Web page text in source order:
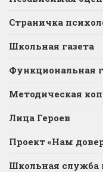
Страничка
Школьная газета
Функциональная
Методическая
Лица Героев
Проект «Нам
Школьная